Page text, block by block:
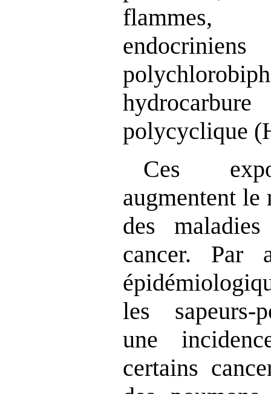
flammes,
polycyclique
Ces
augmentent le
des
cancer. Par
les
une
certains